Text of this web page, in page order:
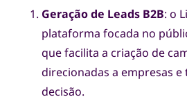
Geração de Leads B2B: o
plataforma focada no
que facilita a criação de
direcionadas a empresas
decisão.